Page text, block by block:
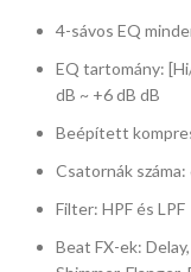
4-sávos EQ
EQ tartomány:
dB ~ +6 dB dB
Beépített
Csatornák száma:
Filter: HPF és LPF
Beat FX-ek: